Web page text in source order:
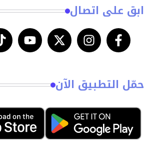
ابق على اتصال
حمّل التطبيق الآن